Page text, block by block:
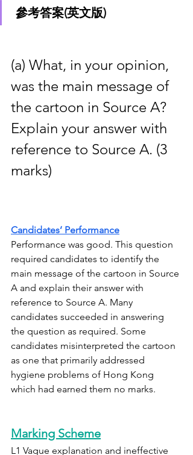
參考答案(英文版)
(a) What, in your opinion,
was the main message of
the cartoon in Source A?
Explain your answer with
reference to Source A. (3
marks)
Candidates’ Performance
Performance was good. This question
required candidates to identify the
main message of the cartoon in Source
A and explain their answer with
reference to Source A. Many
candidates succeeded in answering
the question as required. Some
candidates misinterpreted the cartoon
as one that primarily addressed
hygiene problems of Hong Kong
which had earned them no marks.
Marking Scheme
L1 Vague explanation and ineffective